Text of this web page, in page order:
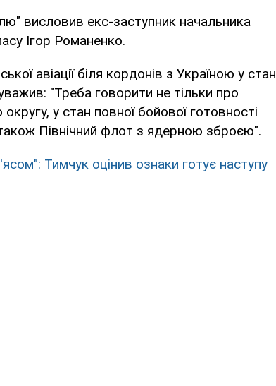
висловив екс-заступник начальника
Ігор Романенко.
авіації біля кордонів з Україною у стан
"Треба говорити не тільки про
у стан повної бойової готовності
Північний флот з ядерною зброєю".
Тимчук оцінив ознаки готує наступу